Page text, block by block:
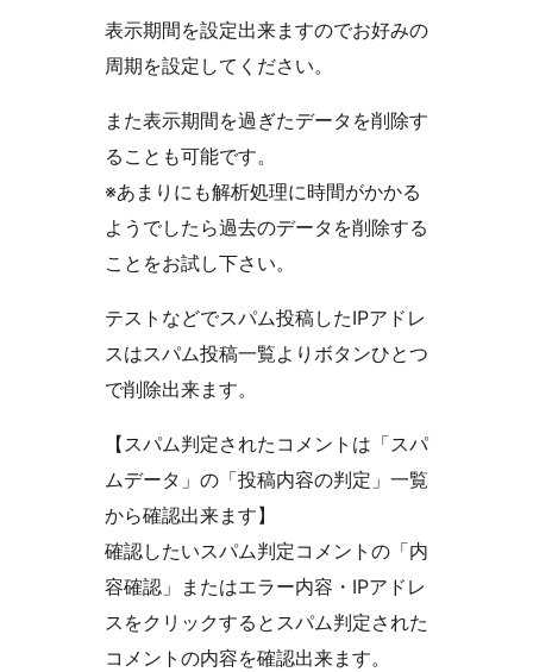
表示期間を設定出来ますのでお好みの
周期を設定してください。
また表示期間を過ぎたデータを削除す
ることも可能です。
※あまりにも解析処理に時間がかかる
ようでしたら過去のデータを削除する
ことをお試し下さい。
テストなどでスパム投稿したIPアドレ
スはスパム投稿一覧よりボタンひとつ
で削除出来ます。
【スパム判定されたコメントは「スパ
ムデータ」の「投稿内容の判定」一覧
から確認出来ます】
確認したいスパム判定コメントの「内
容確認」またはエラー内容・IPアドレ
スをクリックするとスパム判定された
コメントの内容を確認出来ます。